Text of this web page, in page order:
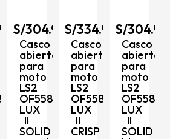
S/334.90
Casco
abierto
para
moto
LS2
OF558
LUX
CRISP
S/304.90
Casco
abierto
para
moto
LS2
OF558
LUX
SOLID
abierto
para
moto
LS2
OF558
LUX
II
MINIM
negro
mate